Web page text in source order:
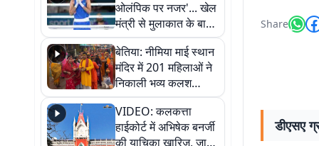
ओलंपिक पर नजर'... खेल
मंत्री से मुलाकात के बाद
जैसमीन लंबोरिया का बड़ा
बयान
बेतिया: नीमिया माई स्थान
मंदिर में 201 महिलाओं ने
निकाली भव्य कलश
शोभायात्रा, शिवलिंग
प्राण-प्रतिष्ठा महोत्सव
शुरू
VIDEO: कलकत्ता
हाईकोर्ट में अभिषेक बनर्जी
की याचिका खारिज, जानें
Share
डीएसए